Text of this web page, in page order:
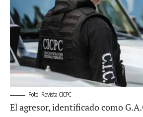
Foto: Revista CICPC
El agresor, identificado como